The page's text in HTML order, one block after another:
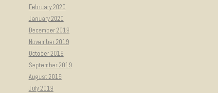
February 2020
January 2020
December 2019
November 2019
October 2019
September 2019
August 2019
July 2019